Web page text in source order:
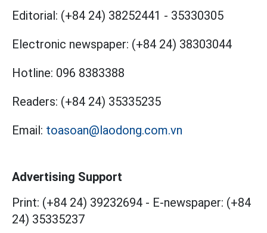
Editorial: (+84 24) 38252441 - 35330305
Electronic newspaper: (+84 24) 38303044
Hotline: 096 8383388
Readers: (+84 24) 35335235
Email: toasoan@laodong.com.vn
Advertising Support
Print: (+84 24) 39232694 - E-newspaper: (+84
24) 35335237